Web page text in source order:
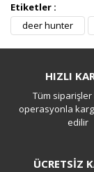
Etiketler :
deer hunter
HIZLI
Tüm siparişler
operasyonla
edilir
ÜCRETSİZ